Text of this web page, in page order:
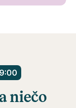
niečo